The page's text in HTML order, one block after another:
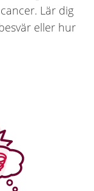
Lär dig
eller hur